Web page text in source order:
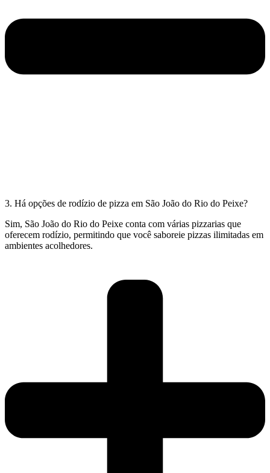
3. Há opções de rodízio de pizza em São João do Rio do Peixe?
Sim, São João do Rio do Peixe conta com várias pizzarias que
oferecem rodízio, permitindo que você saboreie pizzas ilimitadas em
ambientes acolhedores.